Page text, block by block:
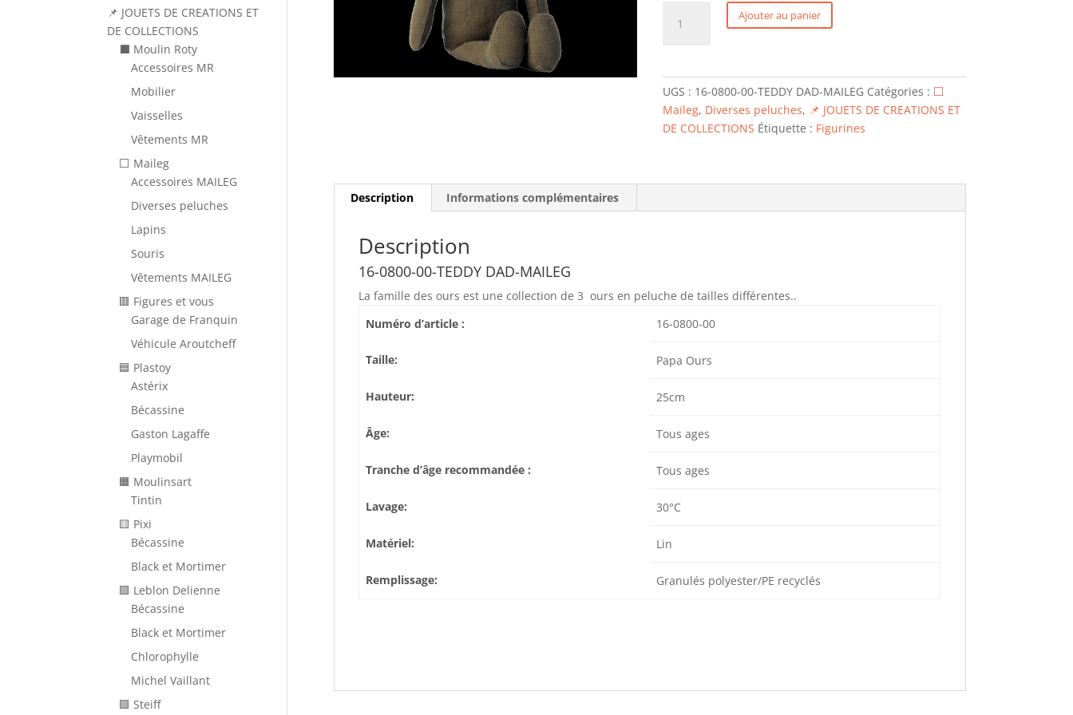
TEDDY
Ajouter au panier
UGS : 16-0800-00-TEDDY DAD-MAILEG Catégories : ⬜
Maileg, Diverses peluches, 📌 JOUETS DE CREATIONS ET
DE COLLECTIONS Étiquette : Figurines
Description Informations complémentaires
Description
16-0800-00-TEDDY DAD-MAILEG
La famille des ours est une collection de 3 ours en peluche de tailles différentes..
Numéro d’article :
16-0800-00
Taille: Papa Ours
Hauteur: 25cm
Âge: Tous ages
Tranche d’âge recommandée : Tous ages
Lavage: 30°C
Matériel: Lin
Remplissage: Granulés polyester/PE recyclés
📌 JOUETS DE CREATIONS ET
DE COLLECTIONS
⬛ Moulin Roty
Accessoires MR
Mobilier
Vaisselles
Vêtements MR
⬜ Maileg
Accessoires MAILEG
Diverses peluches
Lapins
Souris
Vêtements MAILEG
🟥 Figures et vous
Garage de Franquin
Véhicule Aroutcheff
🟦 Plastoy
Astérix
Bécassine
Gaston Lagaffe
Playmobil
🟧 Moulinsart
Tintin
🟨 Pixi
Bécassine
Black et Mortimer
🟩 Leblon Delienne
Bécassine
Black et Mortimer
Chlorophylle
Michel Vaillant
🟪 Steiff